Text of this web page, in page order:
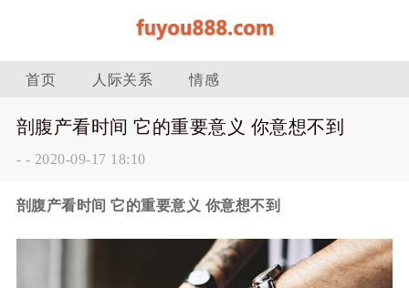
首页 人际关系 情感
剖腹产看时间 它的重要意义 你意想不到
- - 2020-09-17 18:10
剖腹产看时间 它的重要意义 你意想不到